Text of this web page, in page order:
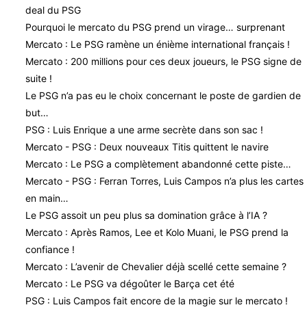
deal du PSG
Pourquoi le mercato du PSG prend un virage… surprenant
Mercato : Le PSG ramène un énième international français !
Mercato : 200 millions pour ces deux joueurs, le PSG signe de
suite !
Le PSG n’a pas eu le choix concernant le poste de gardien de
but…
PSG : Luis Enrique a une arme secrète dans son sac !
Mercato - PSG : Deux nouveaux Titis quittent le navire
Mercato : Le PSG a complètement abandonné cette piste…
Mercato - PSG : Ferran Torres, Luis Campos n’a plus les cartes
en main…
Le PSG assoit un peu plus sa domination grâce à l’IA ?
Mercato : Après Ramos, Lee et Kolo Muani, le PSG prend la
confiance !
Mercato : L’avenir de Chevalier déjà scellé cette semaine ?
Mercato : Le PSG va dégoûter le Barça cet été
PSG : Luis Campos fait encore de la magie sur le mercato !